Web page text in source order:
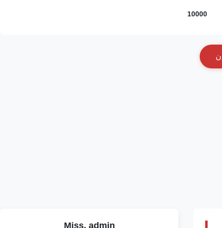
10000
ن
Miss. admin